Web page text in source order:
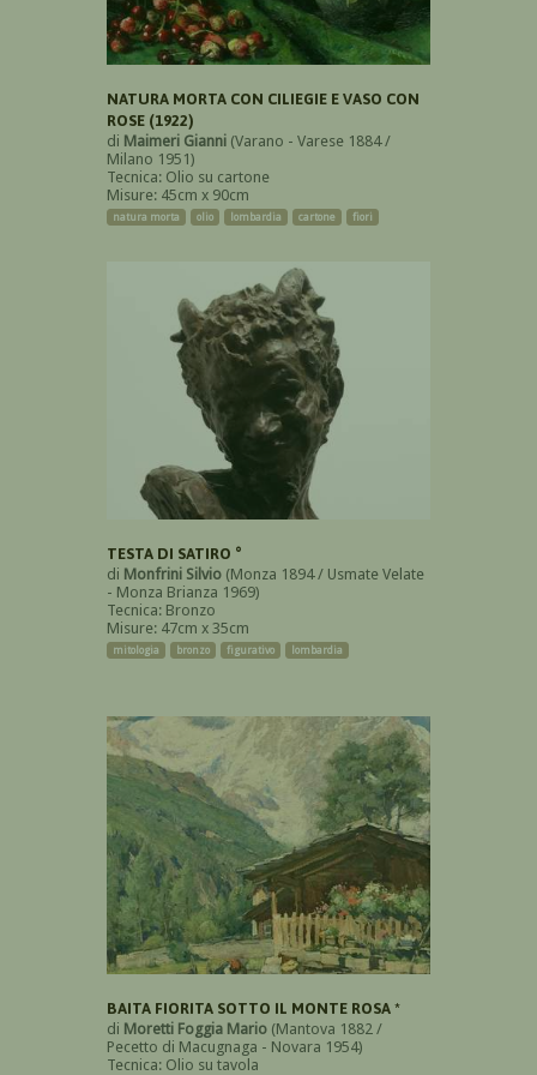
NATURA MORTA CON CILIEGIE E VASO CON
ROSE (1922)
di Maimeri Gianni (Varano - Varese 1884 /
Milano 1951)
Tecnica: Olio su cartone
Misure: 45cm x 90cm
natura morta olio lombardia cartone fiori
TESTA DI SATIRO °
di Monfrini Silvio (Monza 1894 / Usmate Velate
- Monza Brianza 1969)
Tecnica: Bronzo
Misure: 47cm x 35cm
mitologia bronzo figurativo lombardia
BAITA FIORITA SOTTO IL MONTE ROSA *
di Moretti Foggia Mario (Mantova 1882 /
Pecetto di Macugnaga - Novara 1954)
Tecnica: Olio su tavola